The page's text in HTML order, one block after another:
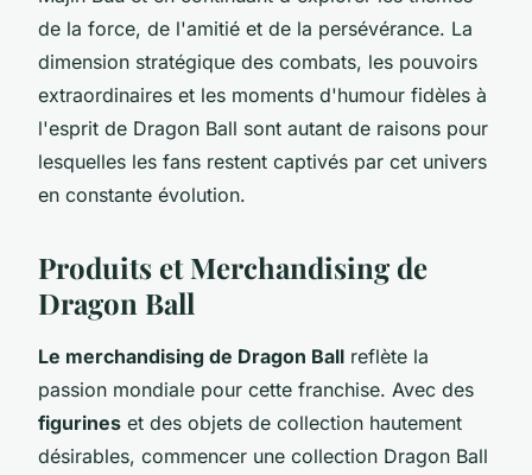
de la force, de l'amitié et de la persévérance. La
dimension stratégique des combats, les pouvoirs
extraordinaires et les moments d'humour fidèles à
l'esprit de Dragon Ball sont autant de raisons pour
lesquelles les fans restent captivés par cet univers
en constante évolution.
Produits et Merchandising de
Dragon Ball
Le merchandising de Dragon Ball reflète la
passion mondiale pour cette franchise. Avec des
figurines et des objets de collection hautement
désirables, commencer une collection Dragon Ball